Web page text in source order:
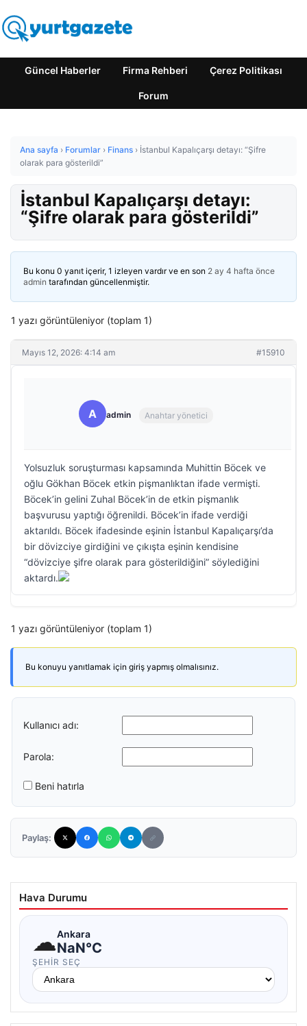
Güncel Haberler Firma Rehberi Çerez Politikası
Forum
Ana sayfa › Forumlar › Finans › İstanbul Kapalıçarşı detayı: “Şifre
olarak para gösterildi”
İstanbul Kapalıçarşı detayı:
“Şifre olarak para gösterildi”
Bu konu 0 yanıt içerir, 1 izleyen vardır ve en son 2 ay 4 hafta önce
admin tarafından güncellenmiştir.
1 yazı görüntüleniyor (toplam 1)
Mayıs 12, 2026: 4:14 am #15910
A admin Anahtar yönetici
Yolsuzluk soruşturması kapsamında Muhittin Böcek ve
oğlu Gökhan Böcek etkin pişmanlıktan ifade vermişti.
Böcek’in gelini Zuhal Böcek’in de etkin pişmanlık
başvurusu yaptığı öğrenildi. Böcek’in ifade verdiği
aktarıldı. Böcek ifadesinde eşinin İstanbul Kapalıçarşı’da
bir dövizciye girdiğini ve çıkışta eşinin kendisine
“dövizciye şifre olarak para gösterildiğini” söylediğini
aktardı.
1 yazı görüntüleniyor (toplam 1)
Bu konuyu yanıtlamak için giriş yapmış olmalısınız.
Kullanıcı adı:
Parola:
Beni hatırla
Paylaş:
Hava Durumu
☁Ankara
NaN°C
ŞEHIR SEÇ